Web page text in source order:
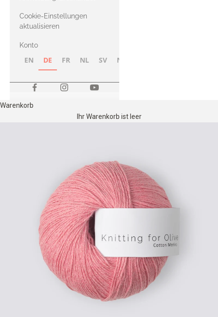
Cookie-Einstellungen
aktualisieren
Konto
EN DE FR NL SV NB
Warenkorb
Ihr Warenkorb ist leer